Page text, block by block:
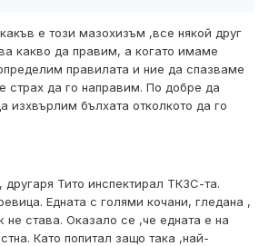
е този мазохизъм ,все някой друг
какво да правим, а когато имаме
правилата и ние да спазваме
страх да го направим. По добре да
изхвърлим бълхата отколкото да го
Тито инспектирал ТКЗС-та.
Едната с голями кочани, гледана ,
не става. Оказало се ,че едната е на
Като попитал защо така ,най-